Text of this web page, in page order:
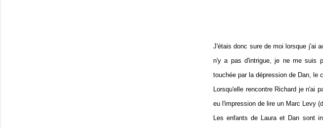
J'étais donc sure de moi lorsque j'ai
n'y a pas d'intrigue, je ne me suis
touchée par la dépression de Dan, le
Lorsqu'elle rencontre Richard je n'ai
eu l'impression de lire un Marc Levy
Les enfants de Laura et Dan sont